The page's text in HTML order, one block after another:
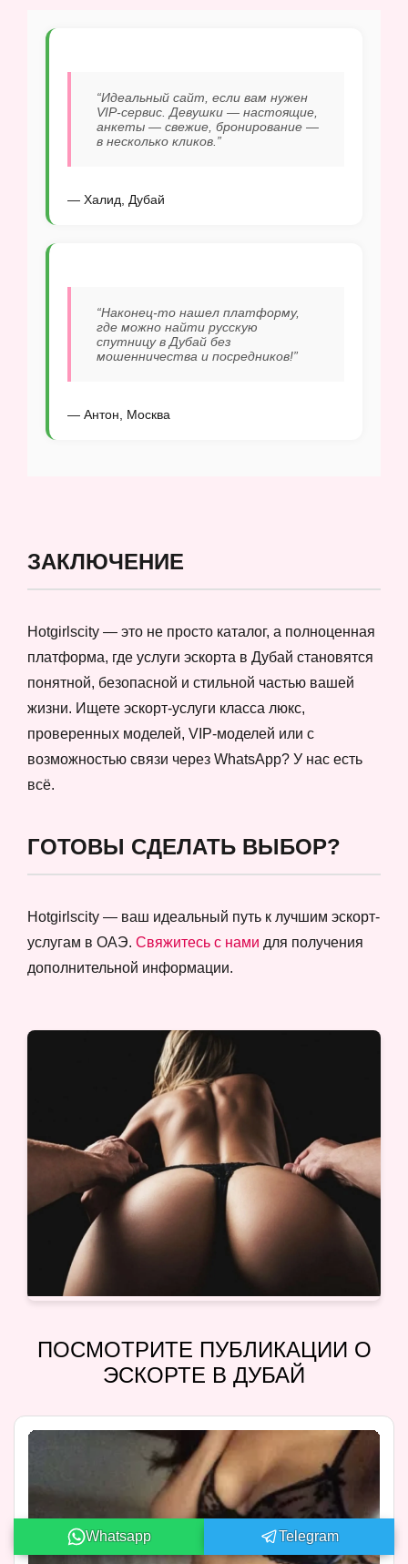
“Идеальный сайт, если вам нужен
VIP-сервис. Девушки — настоящие,
анкеты — свежие, бронирование —
в несколько кликов.”
— Халид, Дубай
“Наконец-то нашел платформу,
где можно найти русскую
спутницу в Дубай без
мошенничества и посредников!”
— Антон, Москва
ЗАКЛЮЧЕНИЕ
Hotgirlscity — это не просто каталог, а полноценная
платформа, где услуги эскорта в Дубай становятся
понятной, безопасной и стильной частью вашей
жизни. Ищете эскорт-услуги класса люкс,
проверенных моделей, VIP-моделей или с
возможностью связи через WhatsApp? У нас есть
всё.
ГОТОВЫ СДЕЛАТЬ ВЫБОР?
Hotgirlscity — ваш идеальный путь к лучшим эскорт-
услугам в ОАЭ. Свяжитесь с нами для получения
дополнительной информации.
ПОСМОТРИТЕ ПУБЛИКАЦИИ О
ЭСКОРТЕ В ДУБАЙ
Whatsapp Telegram